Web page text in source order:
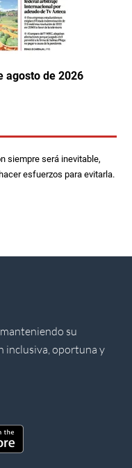
agosto de 2026
siempre será inevitable,
esfuerzos para evitarla.
su
inclusiva, oportuna y